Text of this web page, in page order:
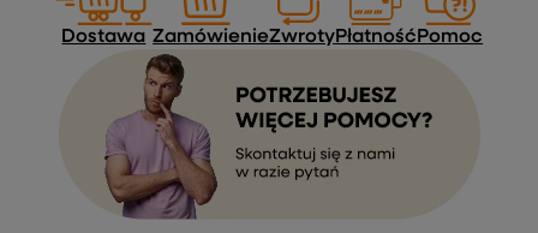
Dostawa ZamówienieZwrotyPłatnośćPomoc